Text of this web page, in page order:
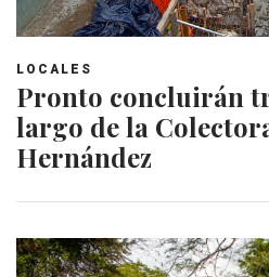
LOCALES
Pronto concluirán
largo de la
Hernández